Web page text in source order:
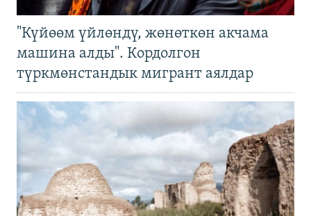
"Күйөөм үйлөндү, жөнөткөн акчама
машина алды". Кордолгон
түркмөнстандык мигрант аялдар